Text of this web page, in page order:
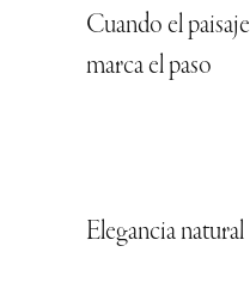
Cuando el paisaje
marca el paso
Elegancia natural